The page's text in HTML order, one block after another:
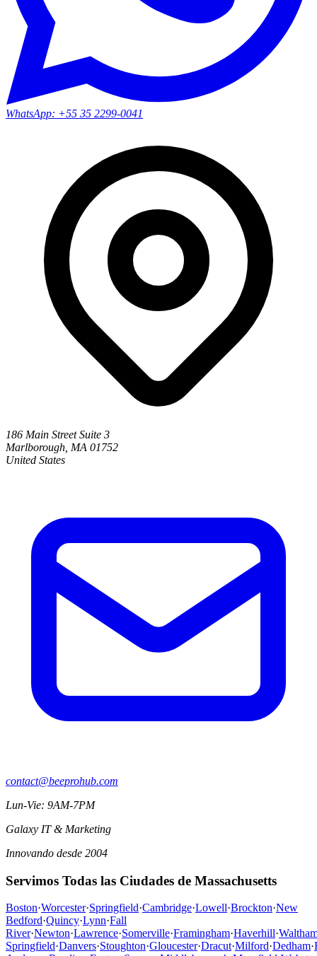
WhatsApp: +55 35 2299-0041
186 Main Street Suite 3
Marlborough, MA 01752
United States
contact@beeprohub.com
Lun-Vie: 9AM-7PM
Galaxy IT & Marketing
Innovando desde 2004
Servimos Todas las Ciudades de Massachusetts
Boston·Worcester·Springfield·Cambridge·Lowell·Brockton·New
Bedford·Quincy·Lynn·Fall
River·Newton·Lawrence·Somerville·Framingham·Haverhill·
Springfield·Danvers·Stoughton·Gloucester·Dracut·Milford·Dedham·